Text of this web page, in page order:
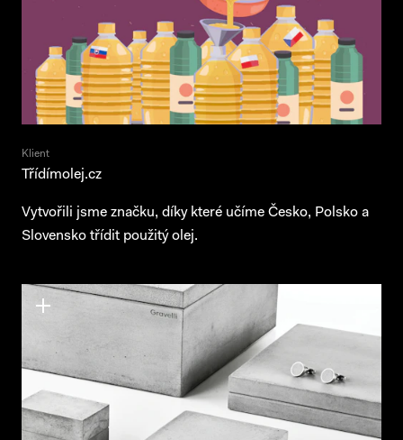
Klient
Třídímolej.cz
Vytvořili jsme značku, díky které učíme Česko, Polsko a
Slovensko třídit použitý olej.